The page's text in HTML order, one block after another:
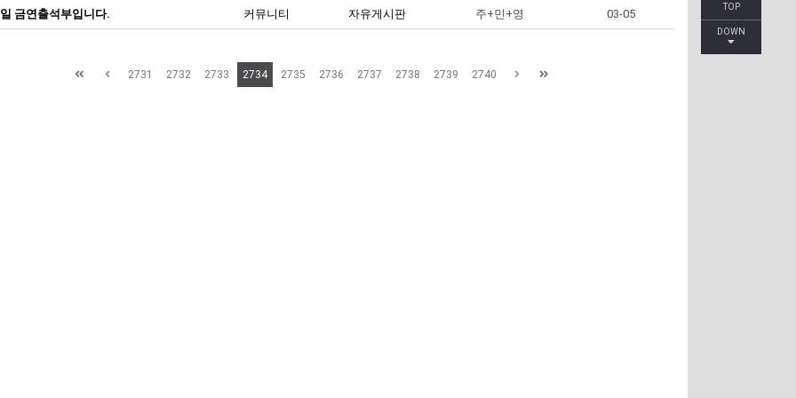
TOP
DOWN
금연출석부입니다. 커뮤니티 자유게시판 주+민+영 03-05
2731 2732 2733 2734 2735 2736 2737 2738 2739 2740